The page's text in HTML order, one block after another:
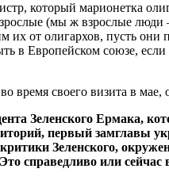
который марионетка
(мы ж взрослые
от олигархов, пусть они
в Европейском союзе,
время своего визита в
Зеленского Ермака,
первый замглавы
Зеленского,
справедливо или сейчас